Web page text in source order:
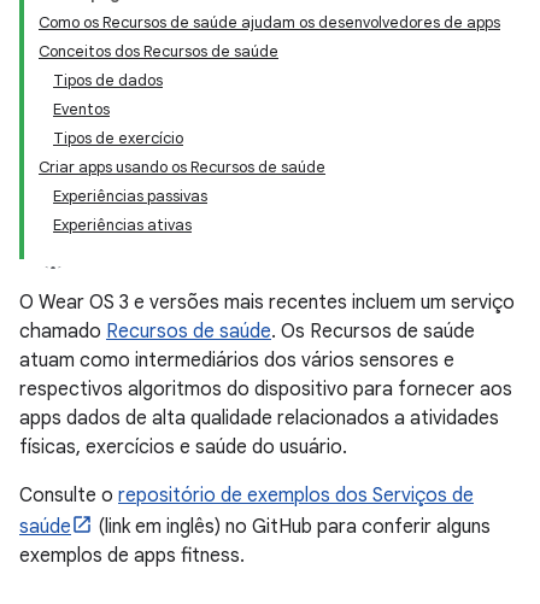
Como os Recursos de saúde ajudam os desenvolvedores de apps
Conceitos dos Recursos de saúde
Tipos de dados
Eventos
Tipos de exercício
Criar apps usando os Recursos de saúde
Experiências passivas
Experiências ativas
O Wear OS 3 e versões mais recentes incluem um serviço
chamado Recursos de saúde. Os Recursos de saúde
atuam como intermediários dos vários sensores e
respectivos algoritmos do dispositivo para fornecer aos
apps dados de alta qualidade relacionados a atividades
físicas, exercícios e saúde do usuário.
Consulte o repositório de exemplos dos Serviços de
saúde
(link em inglês) no GitHub para conferir alguns
exemplos de apps fitness.